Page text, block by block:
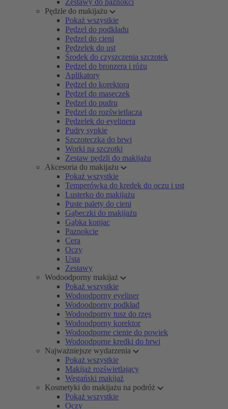
Zestawy do paznokci
Pędzle do makijażu
Pokaż wszystkie
Pędzel do podkładu
Pędzel do cieni
Pędzelek do ust
Środek do czyszczenia szczotek
Pędzel do bronzera i różu
Aplikatory
Pędzel do korektora
Pędzel do maseczek
Pędzel do pudru
Pędzel do rozświetlacza
Pędzelek do eyelinera
Pudry sypkie
Szczoteczka do brwi
Worki na szczotki
Zestaw pędzli do makijażu
Akcesoria do makijażu
Pokaż wszystkie
Temperówka do kredek do oczu i ust
Lusterko do makijażu
Puste palety do cieni
Gąbeczki do makijażu
Gąbka konjac
Paznokcie
Cera
Oczy
Usta
Zestawy
Wodoodporny makijaż
Pokaż wszystkie
Wodoodporny eyeliner
Wodoodporny podkład
Wodoodporny tusz do rzęs
Wodoodporny korektor
Wodoodporne cienie do powiek
Wodoodporne kredki do brwi
Najważniejsze wydarzenia
Pokaż wszystkie
Makijaż rozświetlający
Wegański makijaż
Kosmetyki do makijażu na podróż
Pokaż wszystkie
Oczy